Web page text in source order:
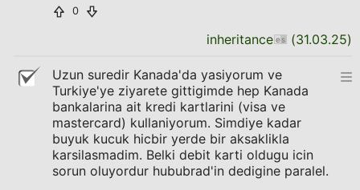
0
inheritance (31.03.25)
Uzun suredir Kanada'da yasiyorum ve
Turkiye'ye ziyarete gittigimde hep Kanada
bankalarina ait kredi kartlarini (visa ve
mastercard) kullaniyorum. Simdiye kadar
buyuk kucuk hicbir yerde bir aksaklikla
karsilasmadim. Belki debit karti oldugu icin
sorun oluyordur hububrad'in dedigine paralel.